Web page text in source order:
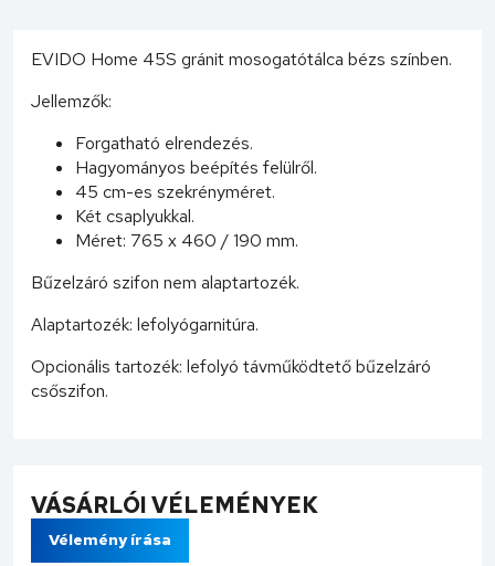
EVIDO Home 45S gránit mosogatótálca bézs színben.
Jellemzők:
Forgatható elrendezés.
Hagyományos beépítés felülről.
45 cm-es szekrényméret.
Két csaplyukkal.
Méret: 765 x 460 / 190 mm.
Bűzelzáró szifon nem alaptartozék.
Alaptartozék: lefolyógarnitúra.
Opcionális tartozék: lefolyó távműködtető bűzelzáró
csőszifon.
VÁSÁRLÓI VÉLEMÉNYEK
Vélemény írása